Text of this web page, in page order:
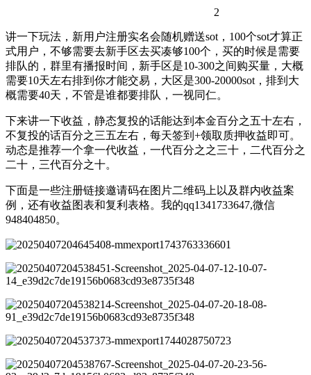
2
讲一下玩法，新用户注册实名会随机赠送sot，100个sot才算正
式用户，不够需要去新手区去买凑够100个，买的时候是需要
排队的，群里有播报时间，新手区是10-300之间购买量，大概
需要10天左右排到你才能交易，大区是300-20000sot，排到大
概需要40天，不管是谁都要排队，一视同仁。
下来讲一下收益，静态复投的话能达到本金百分之五十左右，
不复投的话百分之三五左右，每天签到+领取质押收益即可。
动态是推荐一个拿一代收益，一代百分之之三十，二代百分之
二十，三代百分之十。
下面是一些注册链接邀请码在图片二维码上以及群内收益案
例，还有收益图表和复利表格。我的qq1341733647,微信
948404850。